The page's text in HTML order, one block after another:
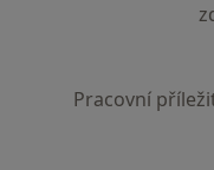
Pracovní